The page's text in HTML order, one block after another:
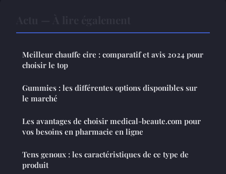
Meilleur chauffe cire : comparatif et avis 2024 pour
choisir le top
Gummies : les différentes options disponibles sur
le marché
Les avantages de choisir medical-beaute.com pour
vos besoins en pharmacie en ligne
Tens genoux : les caractéristiques de ce type de
produit